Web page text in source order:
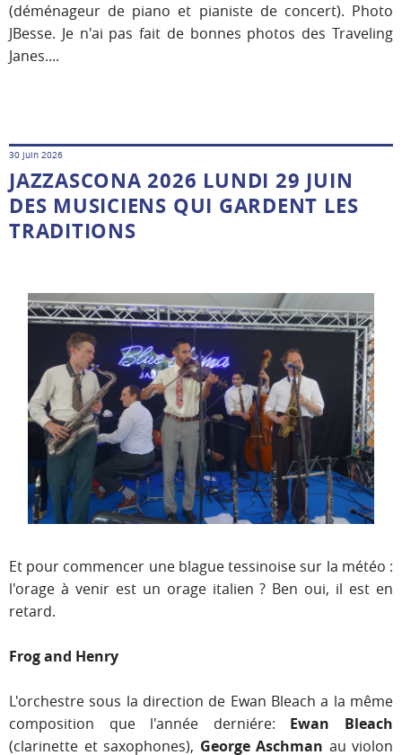
(déménageur de piano et pianiste de concert). Photo
JBesse. Je n'ai pas fait de bonnes photos des Traveling
Janes....
30 juin 2026
JAZZASCONA 2026 LUNDI 29 JUIN
DES MUSICIENS QUI GARDENT LES
TRADITIONS
Et pour commencer une blague tessinoise sur la météo :
l'orage à venir est un orage italien ? Ben oui, il est en
retard.
Frog and Henry
L'orchestre sous la direction de Ewan Bleach a la même
composition que l'année derniére: Ewan Bleach
(clarinette et saxophones), George Aschman au violon